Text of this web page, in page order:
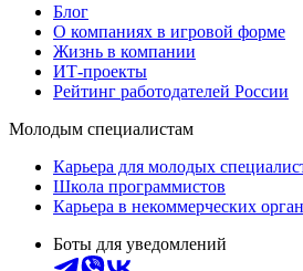
Блог
О компаниях в игровой форме
Жизнь в компании
ИТ-проекты
Рейтинг работодателей России
Молодым специалистам
Карьера для молодых
Школа программистов
Карьера в некоммерческих
Боты для уведомлений